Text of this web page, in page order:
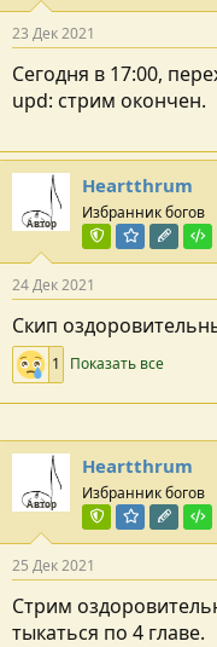
23 Дек 2021
Сегодня в 17:00,
upd: стрим окончен.
Автор
Heartthrum
Избранник богов
Команда форума
Модератор
24 Дек 2021
Скип
1 Показать все
Автор
Heartthrum
Избранник богов
Команда форума
Модератор
25 Дек 2021
Стрим
тыкаться по 4 главе.